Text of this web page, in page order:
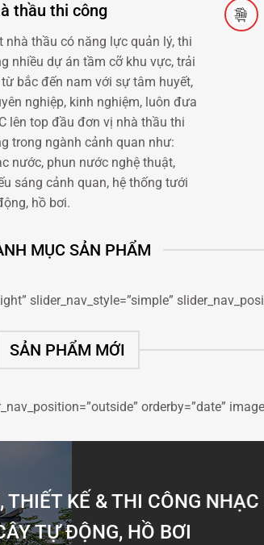
thầu thi công
nhà thầu có năng lực quản lý, thi
nhiều dự án tầm cỡ khu vực, trải
bắc đến nam với sự tâm huyết,
nghiệp, kinh nghiệm, luôn đưa
lên top đầu đơn vị nhà thầu thi
trong ngành cảnh quan như:
nước, phun nước nghệ thuật,
sáng cảnh quan, hệ thống tưới
hồ bơi.
MỤC SẢN PHẨM
slider_nav_style=”simple”
SẢN PHẨM MỚI
orderby=”date”
KẾ & THI CÔNG NHẠC
TỰ ĐỘNG, HỒ BƠI